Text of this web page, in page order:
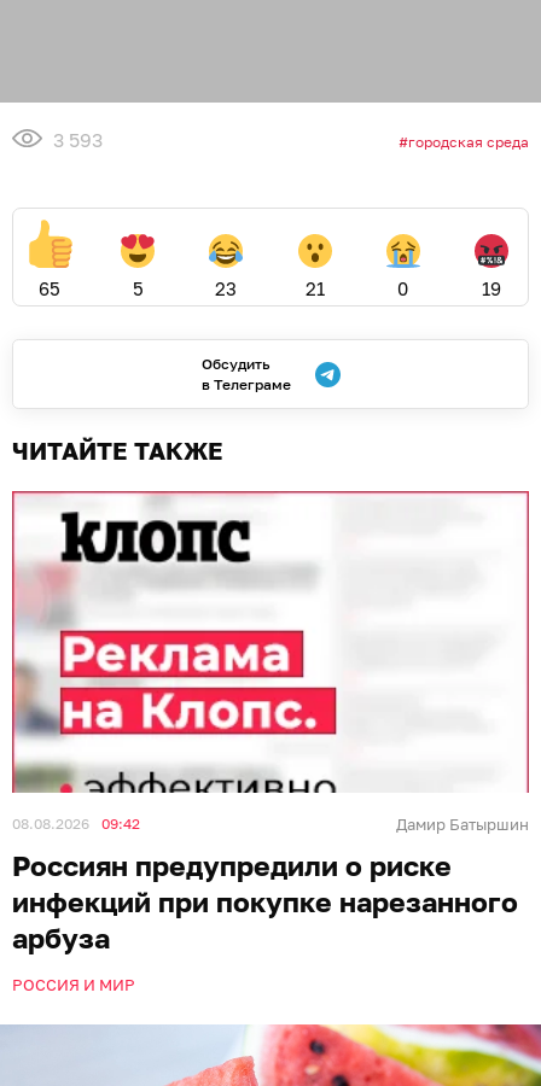
3 593 городская среда
65 5 23 21 0 19
Обсудить
в Телеграме
ЧИТАЙТЕ ТАКЖЕ
08.08.2026 09:42 Дамир Батыршин
Россиян предупредили о риске
инфекций при покупке нарезанного
арбуза
РОССИЯ И МИР